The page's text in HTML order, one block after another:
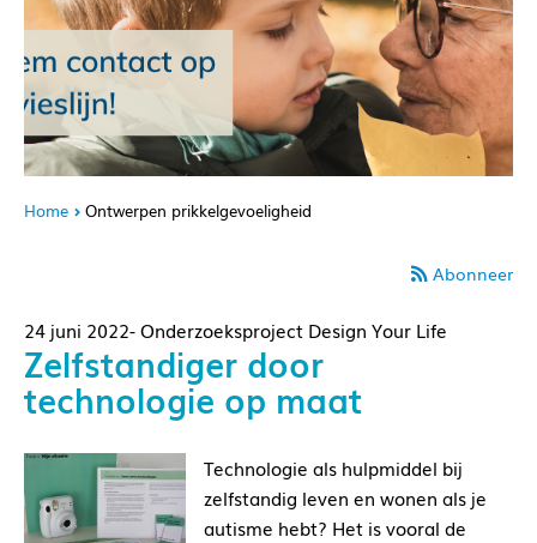
Home Ontwerpen prikkelgevoeligheid
Abonneer
24 juni 2022- Onderzoeksproject Design Your Life
Zelfstandiger door
technologie op maat
Technologie als hulpmiddel bij
zelfstandig leven en wonen als je
autisme hebt? Het is vooral de